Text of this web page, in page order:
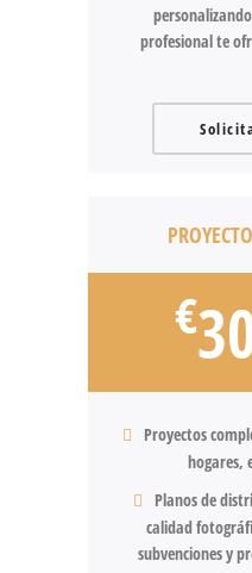
profesional te
€
Proyectos
hogares,
Planos de
calidad
subvenciones y